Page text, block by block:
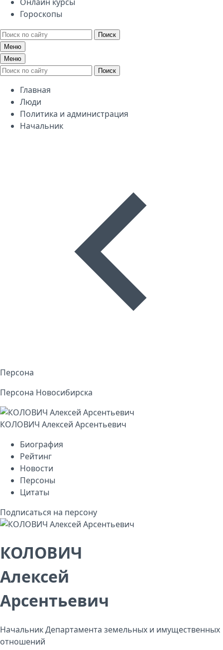
Гороскопы
Поиск
Меню
Меню
Поиск
Главная
Люди
Политика и администрация
Начальник
Персона
Персона Новосибирска
КОЛОВИЧ Алексей Арсентьевич
Биография
Рейтинг
Новости
Персоны
Цитаты
Подписаться на персону
КОЛОВИЧ
Алексей
Арсентьевич
Начальник Департамента земельных и имущественных
отношений